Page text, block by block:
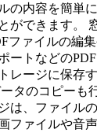
の内容を簡単
ができます。
ファイルの編
ートなどの
レージに保存
タのコピーも
は、ファイル
ファイルや音